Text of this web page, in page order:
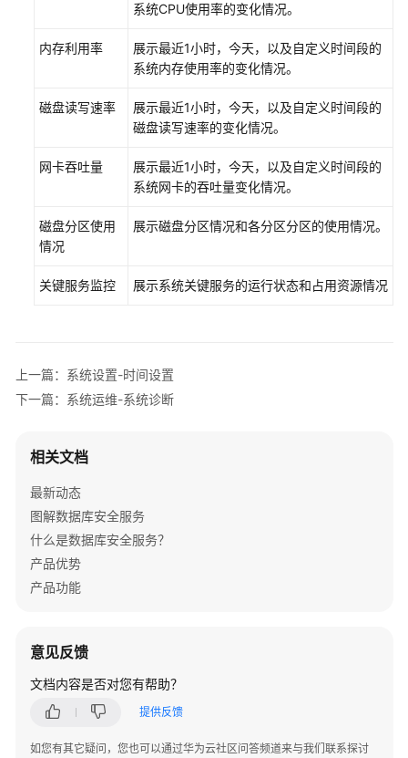
买
库
服
数
据
安
据
安
全
加
密
数
据
库
运
系
一
系统CPU使用率的变化情况。
内存利用率
展示最近1小时，今天，以及自定义时间段的
系统内存使用率的变化情况。
磁盘读写速率
展示最近1小时，今天，以及自定义时间段的
磁盘读写速率的变化情况。
网卡吞吐量
展示最近1小时，今天，以及自定义时间段的
系统网卡的吞吐量变化情况。
磁盘分区使用
情况
展示磁盘分区情况和各分区分区的使用情况。
关键服务监控 展示系统关键服务的运行状态和占用资源情况
上一篇：系统设置-时间设置
下一篇：系统运维-系统诊断
相关文档
最新动态
图解数据库安全服务
什么是数据库安全服务？
产品优势
产品功能
意见反馈
文档内容是否对您有帮助？
提供反馈
如您有其它疑问，您也可以通过华为云社区问答频道来与我们联系探讨